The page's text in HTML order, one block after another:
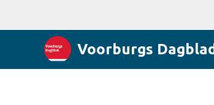
Voorburgs Dagblad